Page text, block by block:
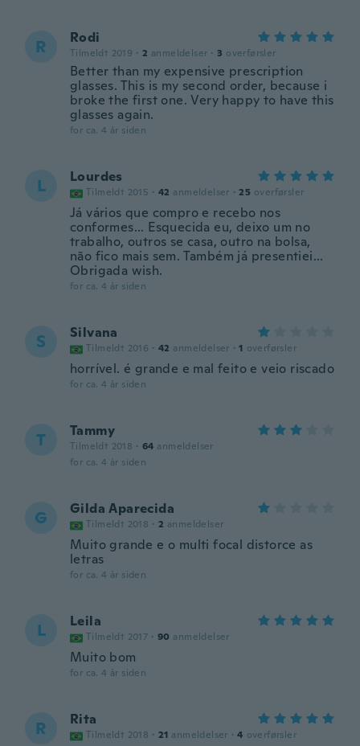
R Rodi
Tilmeldt 2019 · 2 anmeldelser · 3 overførsler
Better than my expensive prescription
glasses. This is my second order, because i
broke the first one. Very happy to have this
glasses again.
for ca. 4 år siden
L Lourdes
Tilmeldt 2015 · 42 anmeldelser · 25 overførsler
Já vários que compro e recebo nos
conformes... Esquecida eu, deixo um no
trabalho, outros se casa, outro na bolsa,
não fico mais sem. Também já presentiei...
Obrigada wish.
for ca. 4 år siden
S Silvana
Tilmeldt 2016 · 42 anmeldelser · 1 overførsler
horrível. é grande e mal feito e veio riscado
for ca. 4 år siden
T Tammy
Tilmeldt 2018 · 64 anmeldelser
for ca. 4 år siden
G Gilda Aparecida
Tilmeldt 2018 · 2 anmeldelser
Muito grande e o multi focal distorce as
letras
for ca. 4 år siden
L Leila
Tilmeldt 2017 · 90 anmeldelser
Muito bom
for ca. 4 år siden
R Rita
Tilmeldt 2018 · 21 anmeldelser · 4 overførsler